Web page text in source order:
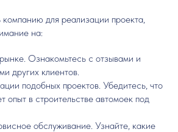
для реализации проекта,
на:
Ознакомьтесь с отзывами и
других клиентов.
подобных проектов. Убедитесь, что
опыт в строительстве автомоек под
обслуживание. Узнайте, какие